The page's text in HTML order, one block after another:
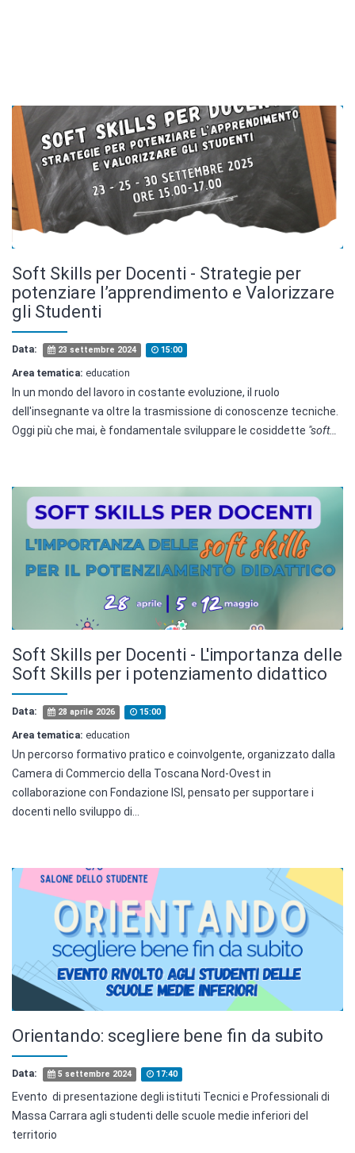
Soft Skills per Docenti - Strategie per
potenziare l’apprendimento e Valorizzare
gli Studenti
Data: 23 settembre 2024 15:00
Area tematica: education
In un mondo del lavoro in costante evoluzione, il ruolo
dell'insegnante va oltre la trasmissione di conoscenze tecniche.
Oggi più che mai, è fondamentale sviluppare le cosiddette "soft…
Soft Skills per Docenti - L'importanza delle
Soft Skills per i potenziamento didattico
Data: 28 aprile 2026 15:00
Area tematica: education
Un percorso formativo pratico e coinvolgente, organizzato dalla
Camera di Commercio della Toscana Nord-Ovest in
collaborazione con Fondazione ISI, pensato per supportare i
docenti nello sviluppo di...
Orientando: scegliere bene fin da subito
Data: 5 settembre 2024 17:40
Evento di presentazione degli istituti Tecnici e Professionali di
Massa Carrara agli studenti delle scuole medie inferiori del
territorio